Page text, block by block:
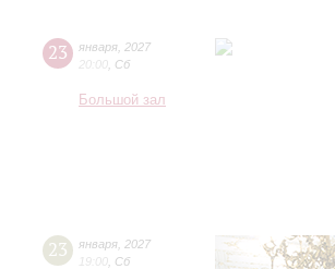
23 января 2027
20:00 Сб
Большой зал
23 января 2027
19:00 Сб